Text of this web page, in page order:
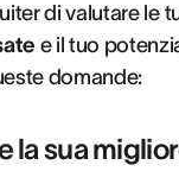
di valutare le
e il tuo
domande:
la sua